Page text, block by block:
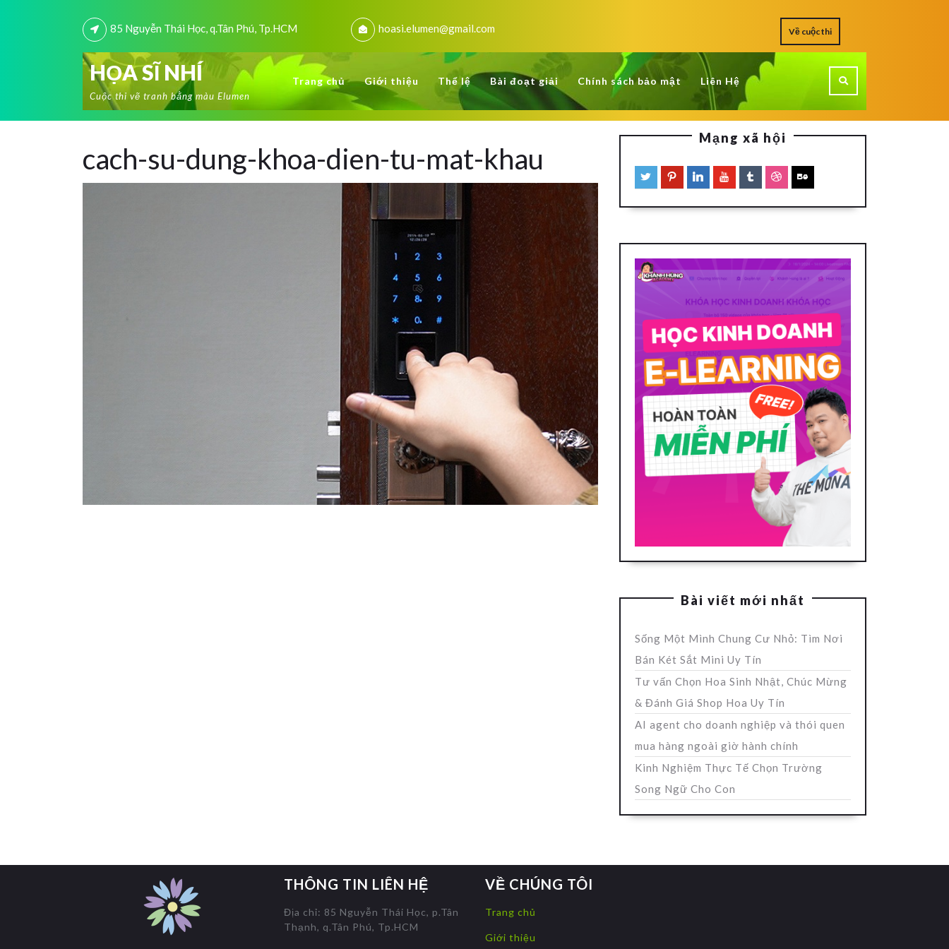
85 Nguyễn Thái Học, q.Tân Phú, Tp.HCM hoasi.elumen@gmail.com Về cuộc thi
HỌA SĨ NHÍ
Cuộc thi vẽ tranh bằng màu Elumen
Trang chủ Giới thiệu Thể lệ Bài đoạt giải Chính sách bảo mật Liên Hệ
cach-su-dung-khoa-dien-tu-mat-khau
Mạng xã hội
Bài viết mới nhất
Sống Một Mình Chung Cư Nhỏ: Tìm Nơi
Bán Két Sắt Mini Uy Tín
Tư vấn Chọn Hoa Sinh Nhật, Chúc Mừng
& Đánh Giá Shop Hoa Uy Tín
AI agent cho doanh nghiệp và thói quen
mua hàng ngoài giờ hành chính
Kinh Nghiệm Thực Tế Chọn Trường
Song Ngữ Cho Con
THÔNG TIN LIÊN HỆ
Địa chỉ: 85 Nguyễn Thái Học, p.Tân
Thạnh, q.Tân Phú, Tp.HCM
VỀ CHÚNG TÔI
Trang chủ
Giới thiệu